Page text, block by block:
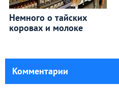
Немного о тайских
коровах и молоке
Комментарии